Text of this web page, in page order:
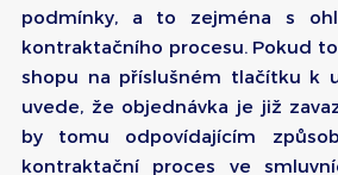
podmínky, a to zejména s
kontraktačního procesu. Pokud
shopu na příslušném tlačítku k
uvede, že objednávka je již
by tomu odpovídajícím
kontraktační proces ve